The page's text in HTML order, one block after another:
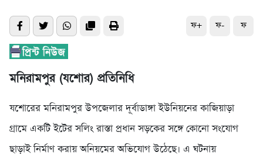
ফ+ ফ- ফ
মনিরামপুর (যশোর) প্রতিনিধি
যশোরের মনিরামপুর উপজেলার দূর্বাডাঙ্গা ইউনিয়নের কাজিয়াড়া
গ্রামে একটি ইটের সলিং রাস্তা প্রধান সড়কের সঙ্গে কোনো সংযোগ
ছাড়াই নির্মাণ করায় অনিয়মের অভিযোগ উঠেছে। এ ঘটনায়